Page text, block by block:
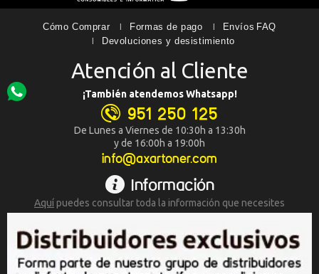
Cómo Comprar Formas de pago Envíos FAQ
Devoluciones y desistimiento
Atención al Cliente
¡También atendemos Whatsapp!
951 250 125
De Lunes a Viernes de 10:30h a 13:30h
y de 16:00h a 19:00h
info@axartoner.com
Información
Aquípuedes consultar toda la información que necesites